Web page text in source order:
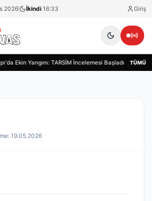
2026 İkindi 16:33 Giriş
Ekin Yangını: TARSİM İncelemesi Başladı TÜMÜ
19.05.2026